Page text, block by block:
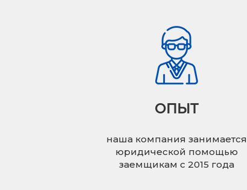
ОПЫТ
наша компания занимается
юридической помощью
заемщикам с 2015 года